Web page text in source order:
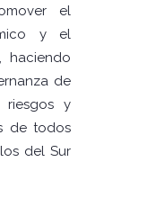
el
y el
haciendo
de
y
de todos
del Sur